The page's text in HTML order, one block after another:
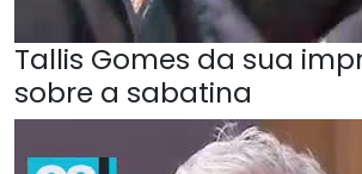
Tallis Gomes da sua
sobre a sabatina